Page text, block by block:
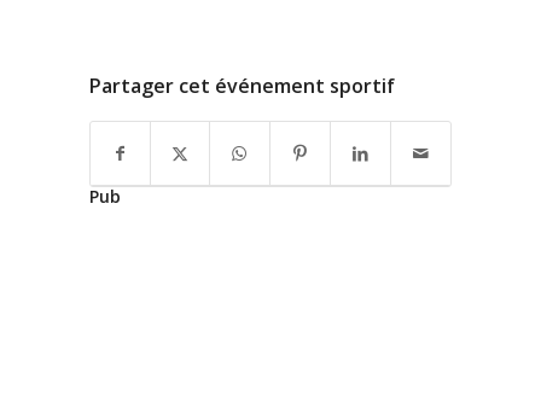
Partager cet événement sportif
Pub